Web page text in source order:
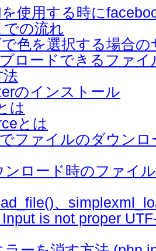
使用する時に
での流れ
色を選択する場合の
ロードできるファ
法
のインストール
は
とは
ファイルのダウン
ンロード時のファイ
、
is not proper